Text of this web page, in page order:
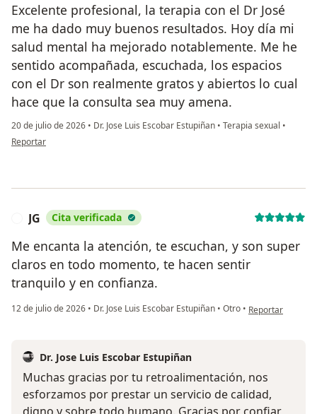
Excelente profesional, la terapia con el Dr José
me ha dado muy buenos resultados. Hoy día mi
salud mental ha mejorado notablemente. Me he
sentido acompañada, escuchada, los espacios
con el Dr son realmente gratos y abiertos lo cual
hace que la consulta sea muy amena.
20 de julio de 2026 • Dr. Jose Luis Escobar Estupiñan • Terapia sexual •
en opinión del usuario Mar
Reportar
JG Cita verificada
Me encanta la atención, te escuchan, y son super
claros en todo momento, te hacen sentir
tranquilo y en confianza.
12 de julio de 2026 • Dr. Jose Luis Escobar Estupiñan • Otro • en opinión del
Reportar
Dr. Jose Luis Escobar Estupiñan
Muchas gracias por tu retroalimentación, nos
esforzamos por prestar un servicio de calidad,